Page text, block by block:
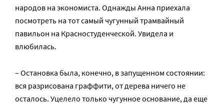
народов на экономиста. Однажды Анна приехала
посмотреть на тот самый чугунный трамвайный
павильон на Красностуденческой. Увидела и
влюбилась.
– Остановка была, конечно, в запущенном состоянии:
вся разрисована граффити, от дерева ничего не
осталось. Уцелело только чугунное основание, да еще